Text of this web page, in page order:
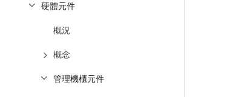
硬體元件
概況
概念
管理機櫃元件